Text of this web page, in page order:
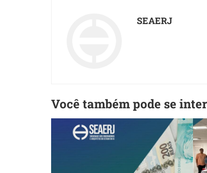
SEAERJ
Você também pode se